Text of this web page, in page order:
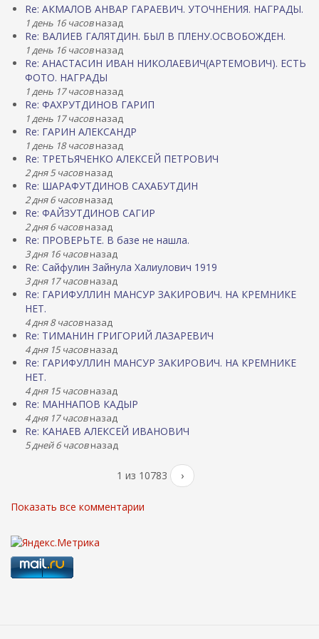
Re: АКМАЛОВ АНВАР ГАРАЕВИЧ. УТОЧНЕНИЯ. НАГРАДЫ.
1 день 16 часовназад
Re: ВАЛИЕВ ГАЛЯТДИН. БЫЛ В ПЛЕНУ.ОСВОБОЖДЕН.
1 день 16 часовназад
Re: АНАСТАСИН ИВАН НИКОЛАЕВИЧ(АРТЕМОВИЧ). ЕСТЬ
ФОТО. НАГРАДЫ
1 день 17 часовназад
Re: ФАХРУТДИНОВ ГАРИП
1 день 17 часовназад
Re: ГАРИН АЛЕКСАНДР
1 день 18 часовназад
Re: ТРЕТЬЯЧЕНКО АЛЕКСЕЙ ПЕТРОВИЧ
2 дня 5 часовназад
Re: ШАРАФУТДИНОВ САХАБУТДИН
2 дня 6 часовназад
Re: ФАЙЗУТДИНОВ САГИР
2 дня 6 часовназад
Re: ПРОВЕРЬТЕ. В базе не нашла.
3 дня 16 часовназад
Re: Сайфулин Зайнула Халиулович 1919
3 дня 17 часовназад
Re: ГАРИФУЛЛИН МАНСУР ЗАКИРОВИЧ. НА КРЕМНИКЕ
НЕТ.
4 дня 8 часовназад
Re: ТИМАНИН ГРИГОРИЙ ЛАЗАРЕВИЧ
4 дня 15 часовназад
Re: ГАРИФУЛЛИН МАНСУР ЗАКИРОВИЧ. НА КРЕМНИКЕ
НЕТ.
4 дня 15 часовназад
Re: МАННАПОВ КАДЫР
4 дня 17 часовназад
Re: КАНАЕВ АЛЕКСЕЙ ИВАНОВИЧ
5 дней 6 часовназад
1 из 10783 ›
Показать все комментарии